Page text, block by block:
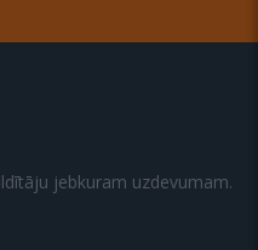
jebkuram uzdevumam.